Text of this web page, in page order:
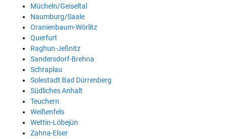
Mücheln/Geiseltal
Naumburg/Saale
Oranienbaum-Wörlitz
Querfurt
Raghun-Jeßnitz
Sandersdorf-Brehna
Schraplau
Solestadt Bad Dürrenberg
Südliches Anhalt
Teuchern
Weißenfels
Wettin-Löbejün
Zahna-Elser